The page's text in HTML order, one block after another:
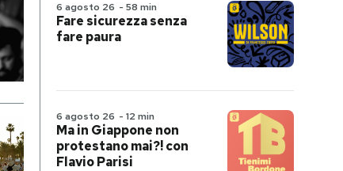
6 agosto 26 - 58 min
Fare sicurezza senza
fare paura
6 agosto 26 - 12 min
Ma in Giappone non
protestano mai?! con
Flavio Parisi